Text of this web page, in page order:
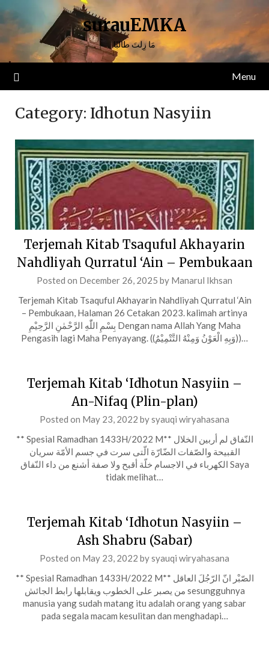
to
content
surauEMKA
مَا زِلتَ طالبًا
Menu
Category: Idhotun Nasyiin
Terjemah Kitab Tsaquful Akhayarin
Nahdliyah Qurratul ‘Ain – Pembukaan
Posted on December 26, 2025 by Manarul Ikhsan
Terjemah Kitab Tsaquful Akhayarin Nahdliyah Qurratul ‘Ain
– Pembukaan, Halaman 26 Cetakan 2023. kalimah artinya
بِسْمِ اللّٰهِ الرَّحْمٰنِ الرَّحِيْمِ Dengan nama Allah Yang Maha
Pengasih lagi Maha Penyayang. ((وَبِهِ الْعَوْنُ وَمِنْهُ التَّتْمِيْمُ))…
Terjemah Kitab ‘Idhotun Nasyiin –
An-Nifaq (Plin-plan)
Posted on May 23, 2022 bysyauqi wiryahasana
** Spesial Ramadhan 1433H/2022 M** النّفاق لم أربين الخلال
القبيحة والصّفات الضّارّة الّتى سرت في جسم الأمّة سريان
الكهرباء في الاجسام خلّة أقبح ولا صفة أشنع من داء النّفاق Saya
tidak melihat…
Terjemah Kitab ‘Idhotun Nasyiin –
Ash Shabru (Sabar)
Posted on May 23, 2022 bysyauqi wiryahasana
** Spesial Ramadhan 1433H/2022 M** الصّبْر انّ الرّجُلَ العاقل
من يصبر على الخطوب ويقابلها رابط الجائش sesungguhnya
manusia yang sudah matang itu adalah orang yang sabar
pada segala macam kesulitan dan menghadapi…